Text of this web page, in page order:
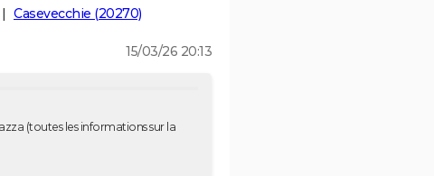
Casevecchie (20270)
15/03/26 20:13
(toutes les informations sur la